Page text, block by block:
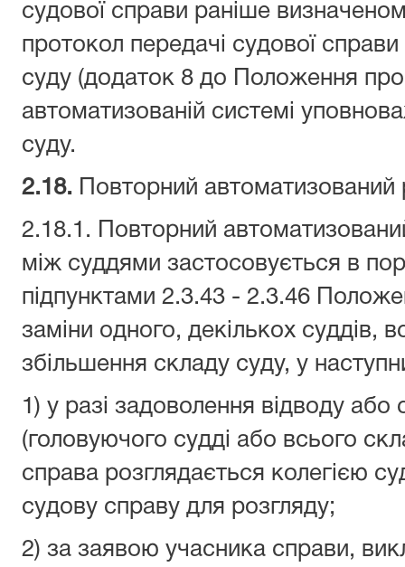
судової справи раніше
протокол передачі судової
суду (додаток 8 до Положення
автоматизованій системі
суду.
2.18. Повторний автоматизований
2.18.1. Повторний
між суддями застосовується в
підпунктами 2.3.43 - 2.3.46
заміни одного, декількох суддів,
збільшення складу суду, у
1) у разі задоволення відводу або
(головуючого судді або всього
справа розглядається колегією
судову справу для розгляду;
2) за заявою учасника справи,